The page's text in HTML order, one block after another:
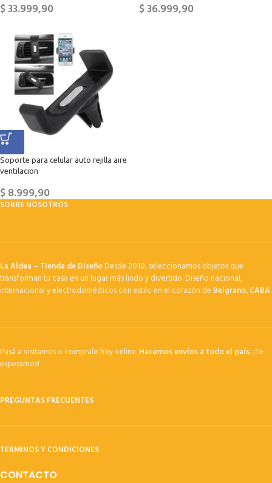
$33.999,90 $36.999,90
Soporte para celular auto rejilla aire
ventilacion
$8.999,90
SOBRE NOSOTROS
La Aldea – Tienda de DiseñoDesde 2010, seleccionamos objetos que
transforman tu casa en un lugar más lindo y divertido. Diseño nacional,
internacional y electrodomésticos con estilo en el corazón de Belgrano, CABA.
Pasá a visitarnos o compralo hoy online.Hacemos envíos a todo el país.¡Te
esperamos!
PREGUNTAS FRECUENTES
TERMINOS Y CONDICIONES
CONTACTO